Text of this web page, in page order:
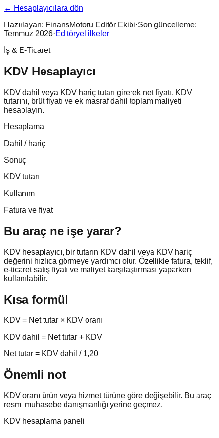
← Hesaplayıcılara dön
Hazırlayan: FinansMotoru Editör Ekibi·Son güncelleme:
Temmuz 2026·Editöryel ilkeler
İş & E-Ticaret
KDV Hesaplayıcı
KDV dahil veya KDV hariç tutarı girerek net fiyatı, KDV
tutarını, brüt fiyatı ve ek masraf dahil toplam maliyeti
hesaplayın.
Hesaplama
Dahil / hariç
Sonuç
KDV tutarı
Kullanım
Fatura ve fiyat
Bu araç ne işe yarar?
KDV hesaplayıcı, bir tutarın KDV dahil veya KDV hariç
değerini hızlıca görmeye yardımcı olur. Özellikle fatura, teklif,
e-ticaret satış fiyatı ve maliyet karşılaştırması yaparken
kullanılabilir.
Kısa formül
KDV = Net tutar × KDV oranı
KDV dahil = Net tutar + KDV
Net tutar = KDV dahil / 1,20
Önemli not
KDV oranı ürün veya hizmet türüne göre değişebilir. Bu araç
resmi muhasebe danışmanlığı yerine geçmez.
KDV hesaplama paneli